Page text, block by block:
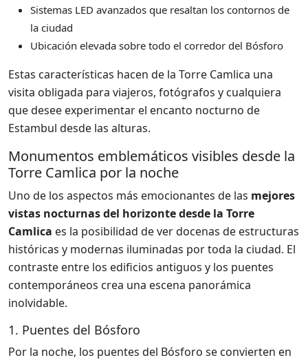
Sistemas LED avanzados que resaltan los contornos de
la ciudad
Ubicación elevada sobre todo el corredor del Bósforo
Estas características hacen de la Torre Camlica una
visita obligada para viajeros, fotógrafos y cualquiera
que desee experimentar el encanto nocturno de
Estambul desde las alturas.
Monumentos emblemáticos visibles desde la
Torre Camlica por la noche
Uno de los aspectos más emocionantes de las mejores
vistas nocturnas del horizonte desde la Torre
Camlica es la posibilidad de ver docenas de estructuras
históricas y modernas iluminadas por toda la ciudad. El
contraste entre los edificios antiguos y los puentes
contemporáneos crea una escena panorámica
inolvidable.
1. Puentes del Bósforo
Por la noche, los puentes del Bósforo se convierten en